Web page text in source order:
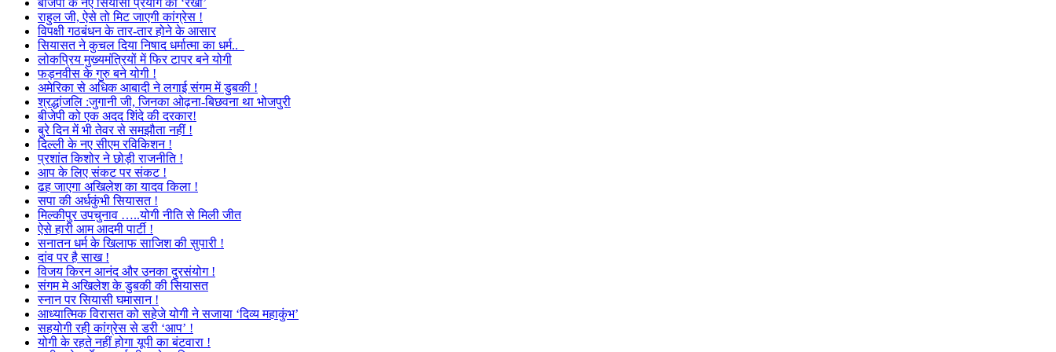
बीजेपी के नए सियासी प्रयोग की ‘रेखा’
राहुल जी, ऐसे तो मिट जाएगी कांग्रेस !
विपक्षी गठबंधन के तार-तार होने के आसार
सियासत ने कुचल दिया निषाद धर्मात्मा का धर्म..
लोकप्रिय मुख्यमंत्रियों में फिर टापर बने योगी
फड़नवीस के गुरु बने योगी !
अमेरिका से अधिक आबादी ने लगाई संगम में डुबकी !
श्रद्धांजलि :जुगानी जी, जिनका ओढ़ना-बिछवना था भोजपुरी
बीजेपी को एक अदद शिंदे की दरकार!
बुरे दिन में भी तेवर से समझौता नहीं !
दिल्ली के नए सीएम रविकिशन !
प्रशांत किशोर ने छोड़ी राजनीति !
आप के लिए संकट पर संकट !
ढह जाएगा अखिलेश का यादव किला !
सपा की अर्धकुंभी सियासत !
मिल्कीपुर उपचुनाव …..योगी नीति से मिली जीत
ऐसे हारी आम आदमी पार्टी !
सनातन धर्म के खिलाफ साजिश की सुपारी !
दांव पर है साख !
विजय किरन आनंद और उनका दुरसंयोग !
संगम मे अखिलेश के डुबकी की सियासत
स्नान पर सियासी घमासान !
आध्यात्मिक विरासत को सहेजे योगी ने सजाया ‘दिव्य महाकुंभ’
सहयोगी रही कांग्रेस से डरी ‘आप’ !
योगी के रहते नहीं होगा यूपी का बंटवारा !